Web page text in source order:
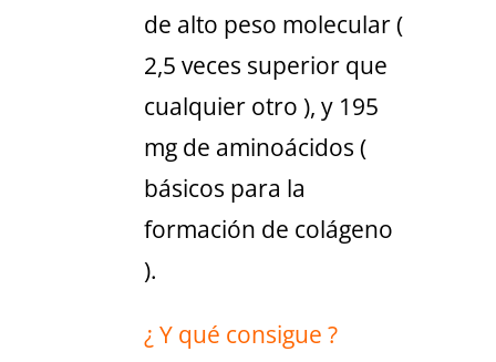
de alto peso molecular (
2,5 veces superior que
cualquier otro ), y 195
mg de aminoácidos (
básicos para la
formación de colágeno
).
¿ Y qué consigue ?